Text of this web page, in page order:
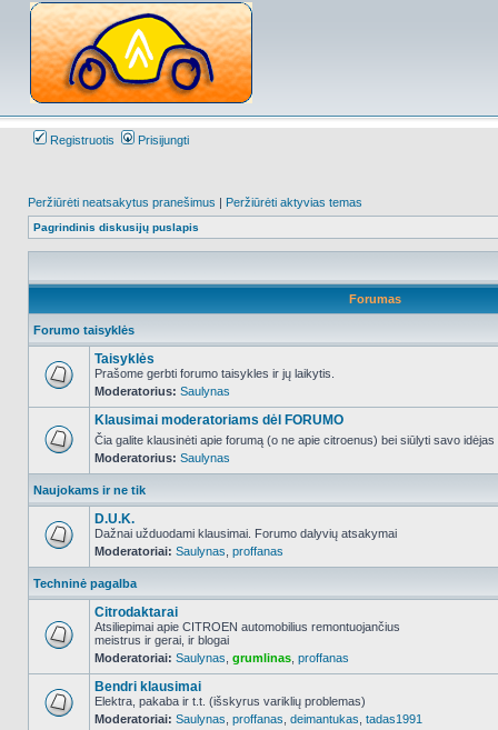
Registruotis Prisijungti
Peržiūrėti neatsakytus pranešimus | Peržiūrėti aktyvias temas
Pagrindinis diskusijų puslapis
Forumas
Forumo taisyklės
NO_UNREAD_POSTS
Taisyklės
Prašome gerbti forumo taisykles ir jų laikytis.
Moderatorius: Saulynas
NO_UNREAD_POSTS
Klausimai moderatoriams dėl FORUMO
Čia galite klausinėti apie forumą (o ne apie citroenus) bei siūlyti savo
Moderatorius: Saulynas
Naujokams ir ne tik
NO_UNREAD_POSTS
D.U.K.
Dažnai užduodami klausimai. Forumo dalyvių atsakymai
Moderatoriai: Saulynas proffanas
Techninė pagalba
NO_UNREAD_POSTS
Citrodaktarai
Atsiliepimai apie CITROEN automobilius remontuojančius
meistrus ir gerai, ir blogai
Moderatoriai: Saulynas grumlinas proffanas
NO_UNREAD_POSTS
Bendri klausimai
Elektra, pakaba ir t.t. (išskyrus variklių problemas)
Moderatoriai: Saulynas proffanas deimantukas tadas1991